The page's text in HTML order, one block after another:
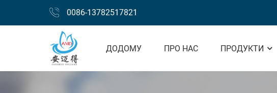
0086-13782517821
ДОДОМУ ПРО НАС ПРОДУКТИ